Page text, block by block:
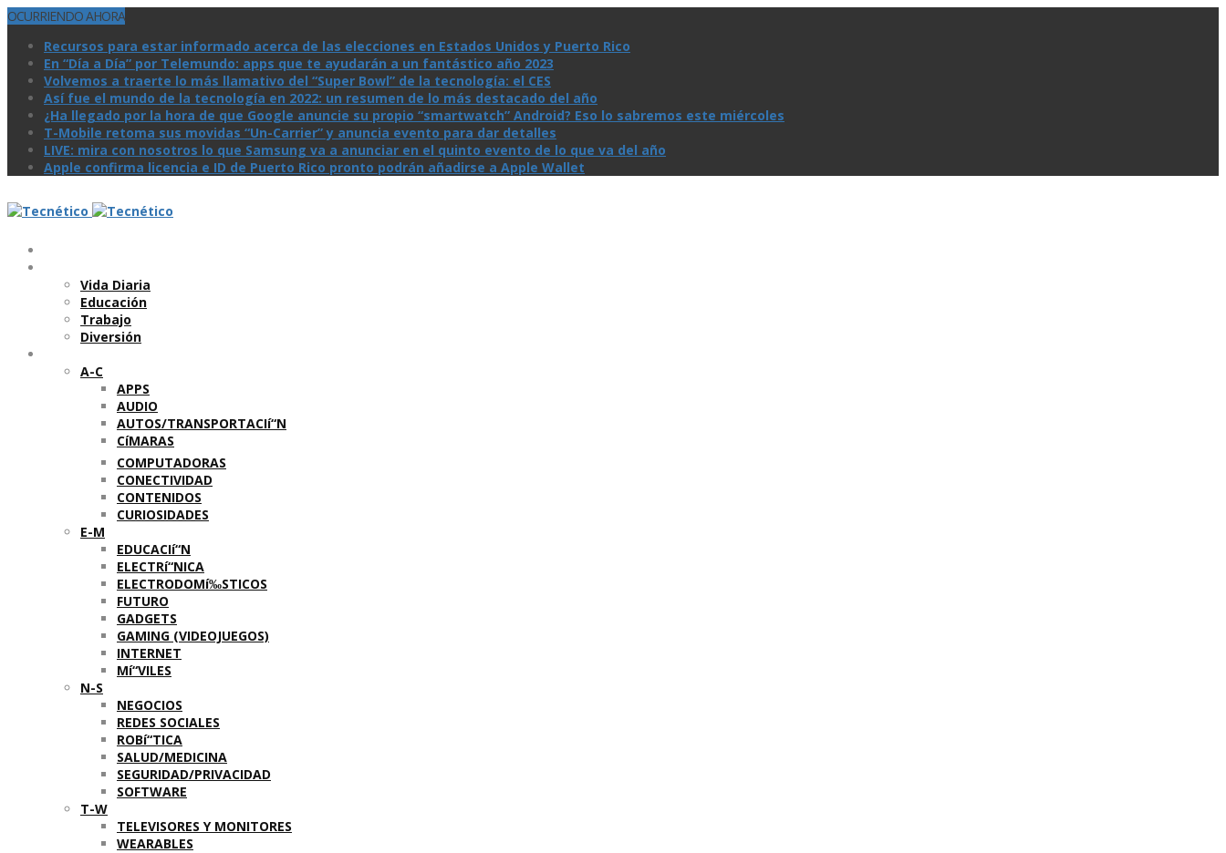
OCURRIENDO AHORA
Recursos para estar informado acerca de las elecciones en Estados Unidos y Puerto Rico
En “Día a Día” por Telemundo: apps que te ayudarán a un fantástico año 2023
Volvemos a traerte lo más llamativo del “Super Bowl” de la tecnologí­a: el CES
Así­ fue el mundo de la tecnologí­a en 2022: un resumen de lo más destacado del año
¿Ha llegado por la hora de que Google anuncie su propio “smartwatch” Android? Eso lo sabremos este miércoles
T-Mobile retoma sus movidas “Un-Carrier” y anuncia evento para dar detalles
LIVE: mira con nosotros lo que Samsung va a anunciar en el quinto evento de lo que va del año
Apple confirma licencia e ID de Puerto Rico pronto podrán añadirse a Apple Wallet
Vida Diaria
Educación
Trabajo
Diversión
A-C
APPS
AUDIO
AUTOS/TRANSPORTACIí“N
CíMARAS
COMPUTADORAS
CONECTIVIDAD
CONTENIDOS
CURIOSIDADES
E-M
EDUCACIí“N
ELECTRí“NICA
ELECTRODOMí‰STICOS
FUTURO
GADGETS
GAMING (VIDEOJUEGOS)
INTERNET
Mí“VILES
N-S
NEGOCIOS
REDES SOCIALES
ROBí“TICA
SALUD/MEDICINA
SEGURIDAD/PRIVACIDAD
SOFTWARE
T-W
TELEVISORES Y MONITORES
WEARABLES